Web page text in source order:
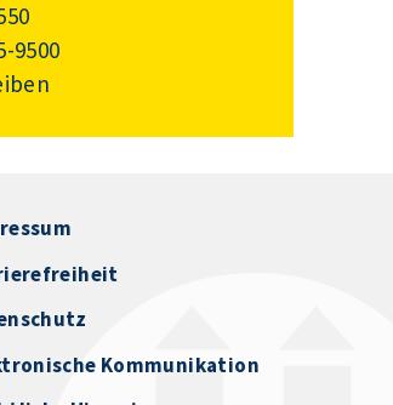
9500
Kommunikation